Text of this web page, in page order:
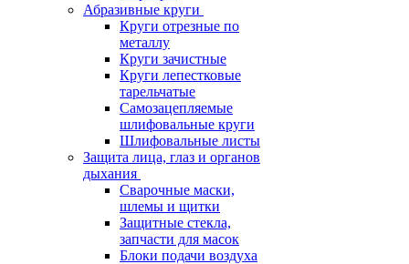
Абразивные круги
Круги отрезные по
металлу
Круги зачистные
Круги лепестковые
тарельчатые
Самозацепляемые
шлифовальные круги
Шлифовальные листы
Защита лица, глаз и органов
дыхания
Сварочные маски,
шлемы и щитки
Защитные стекла,
запчасти для масок
Блоки подачи воздуха